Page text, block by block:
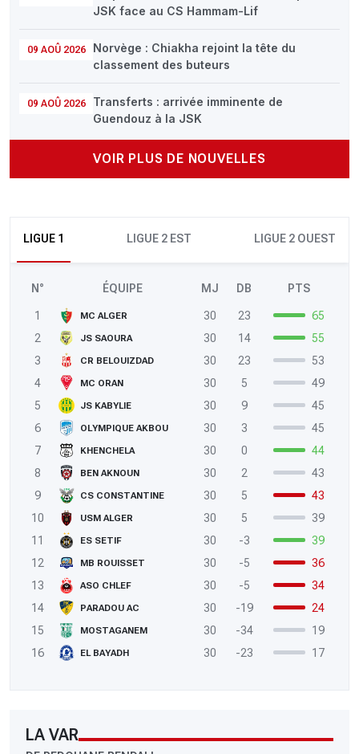
JSK face au CS Hammam-Lif
09 AOÛ 2026
Norvège : Chiakha rejoint la tête du
classement des buteurs
09 AOÛ 2026
Transferts : arrivée imminente de
Guendouz à la JSK
VOIR PLUS DE NOUVELLES
LIGUE 1 LIGUE 2 EST LIGUE 2 OUEST
N° ÉQUIPE MJ DB PTS
1 MC ALGER 30 23
65
2
JS SAOURA 30 14
55
3
CR BELOUIZDAD 30 23
53
4
MC ORAN 30 5
49
5
JS KABYLIE 30 9
45
6
OLYMPIQUE AKBOU 30 3
45
7
KHENCHELA 30 0
44
8
BEN AKNOUN 30 2
43
9
CS CONSTANTINE 30 5
43
10
USM ALGER 30 5
39
11
ES SETIF 30 -3
39
12
MB ROUISSET 30 -5
36
13
ASO CHLEF 30 -5
34
14
PARADOU AC 30 -19
24
15
MOSTAGANEM 30 -34
19
16
EL BAYADH 30 -23 17
LA VAR